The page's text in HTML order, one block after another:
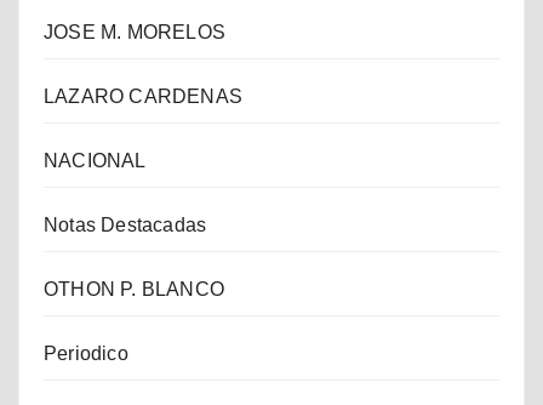
JOSE M. MORELOS
LAZARO CARDENAS
NACIONAL
Notas Destacadas
OTHON P. BLANCO
Periodico